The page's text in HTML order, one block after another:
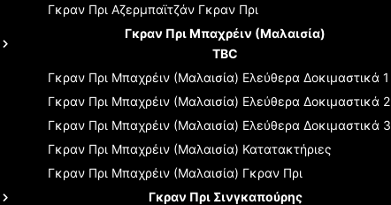
Γκραν Πρι Αζερμπαϊτζάν Γκραν Πρι
Γκραν Πρι Μπαχρέιν (Μαλαισία)
TBC
Γκραν Πρι Μπαχρέιν (Μαλαισία) Ελεύθερα Δοκιμαστικά 1
Γκραν Πρι Μπαχρέιν (Μαλαισία) Ελεύθερα Δοκιμαστικά 2
Γκραν Πρι Μπαχρέιν (Μαλαισία) Ελεύθερα Δοκιμαστικά 3
Γκραν Πρι Μπαχρέιν (Μαλαισία) Κατατακτήριες
Γκραν Πρι Μπαχρέιν (Μαλαισία) Γκραν Πρι
Γκραν Πρι Σινγκαπούρης